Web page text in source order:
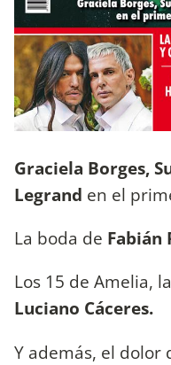
Graciela Borges,
Legrand en el
La boda de Fabián
Los 15 de Amelia,
Luciano Cáceres.
Y además, el dolor